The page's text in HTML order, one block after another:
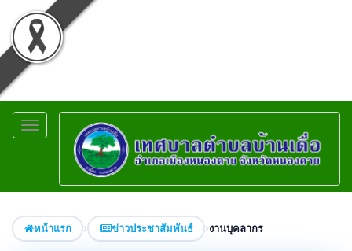
Toggle
navigation
หน้าแรก ข่าวประชาสัมพันธ์ งานบุคลากร